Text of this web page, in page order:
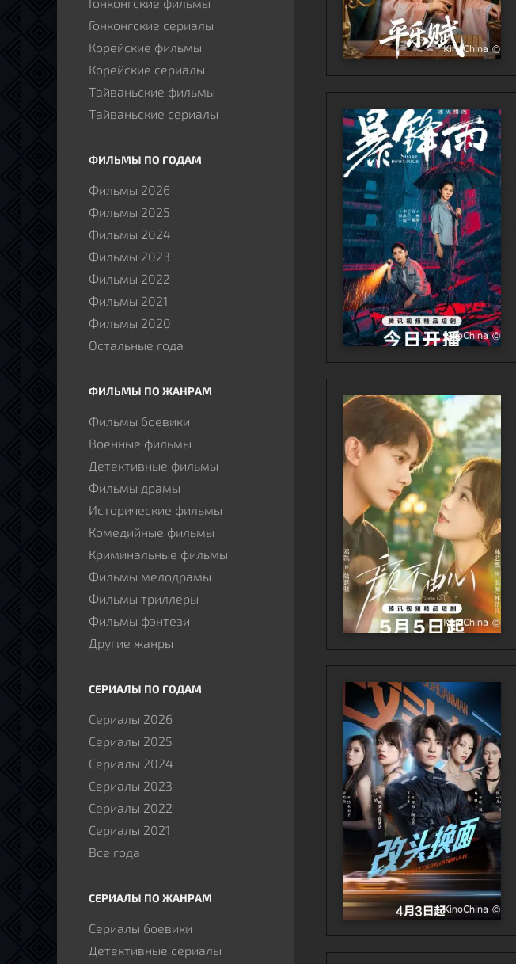
Гонконгские сериалы
Корейские фильмы
Корейские сериалы
Тайваньские фильмы
Тайваньские сериалы
ФИЛЬМЫ ПО ГОДАМ
Фильмы 2026
Фильмы 2025
Фильмы 2024
Фильмы 2023
Фильмы 2022
Фильмы 2021
Фильмы 2020
Остальные года
ФИЛЬМЫ ПО ЖАНРАМ
Фильмы боевики
Военные фильмы
Детективные фильмы
Фильмы драмы
Исторические фильмы
Комедийные фильмы
Криминальные фильмы
Фильмы мелодрамы
Фильмы триллеры
Фильмы фэнтези
Другие жанры
СЕРИАЛЫ ПО ГОДАМ
Сериалы 2026
Сериалы 2025
Сериалы 2024
Сериалы 2023
Сериалы 2022
Сериалы 2021
Все года
СЕРИАЛЫ ПО ЖАНРАМ
Сериалы боевики
Детективные сериалы